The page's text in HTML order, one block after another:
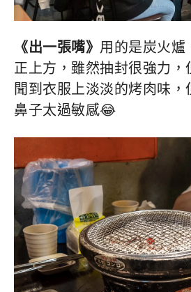
《出一張嘴》 用的是炭火爐
正上方，雖然抽封很強力
聞到衣服上淡淡的烤肉味
鼻子太過敏感😂